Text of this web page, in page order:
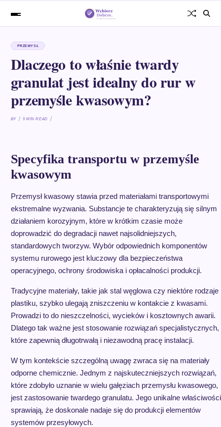
PRZEMYSŁ
Dlaczego to właśnie twardy
granulat jest idealny do rur w
przemyśle kwasowym?
BY 9 MIN READ
Specyfika transportu w przemyśle
kwasowym
Przemysł kwasowy stawia przed materiałami transportowymi
ekstremalne wyzwania. Substancje te charakteryzują się silnym
działaniem korozyjnym, które w krótkim czasie może
doprowadzić do degradacji nawet najsolidniejszych,
standardowych tworzyw. Wybór odpowiednich komponentów
systemu rurowego jest kluczowy dla bezpieczeństwa
operacyjnego, ochrony środowiska i opłacalności produkcji.
Tradycyjne materiały, takie jak stal węglowa czy niektóre rodzaje
plastiku, szybko ulegają zniszczeniu w kontakcie z kwasami.
Prowadzi to do nieszczelności, wycieków i kosztownych awarii.
Dlatego tak ważne jest stosowanie rozwiązań specjalistycznych,
które zapewnią długotrwałą i niezawodną pracę instalacji.
W tym kontekście szczególną uwagę zwraca się na materiały
odporne chemicznie. Jednym z najskuteczniejszych rozwiązań,
które zdobyło uznanie w wielu gałęziach przemysłu kwasowego,
jest zastosowanie twardego granulatu. Jego unikalne właściwości
sprawiają, że doskonale nadaje się do produkcji elementów
systemów przesyłowych.